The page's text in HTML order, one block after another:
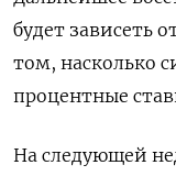
будет зависеть
том, насколько
процентные
На следующей